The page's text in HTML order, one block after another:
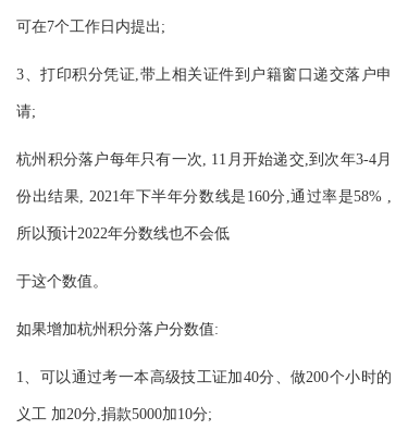
可在7个工作日内提出;
3、打印积分凭证,带上相关证件到户籍窗口递交落户申
请;
杭州积分落户每年只有一次, 11月开始递交,到次年3-4月
份出结果, 2021年下半年分数线是160分,通过率是58% ,
所以预计2022年分数线也不会低
于这个数值。
如果增加杭州积分落户分数值:
1、可以通过考一本高级技工证加40分、做200个小时的
义工 加20分,捐款5000加10分;